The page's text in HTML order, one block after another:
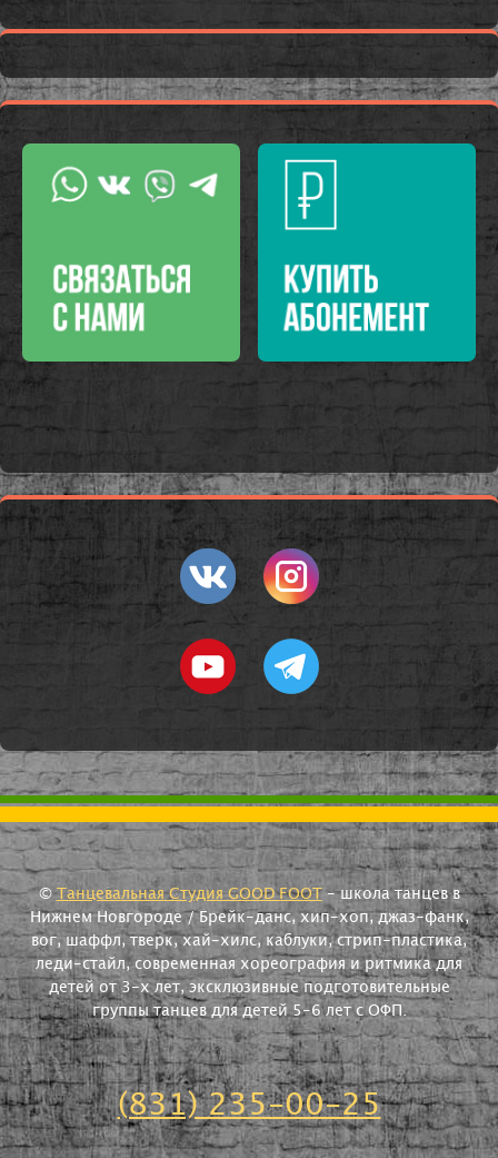
©Танцевальная Студия GOOD FOOT- школа танцев в
Нижнем Новгороде / Брейк-данс, хип-хоп, джаз-фанк,
вог, шаффл, тверк, хай-хилс, каблуки, стрип-пластика,
леди-стайл, современная хореография и ритмика для
детей от 3-х лет, эксклюзивные подготовительные
группы танцев для детей 5-6 лет с ОФП.
(831) 235-00-25